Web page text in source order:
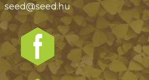
seed@seed.hu